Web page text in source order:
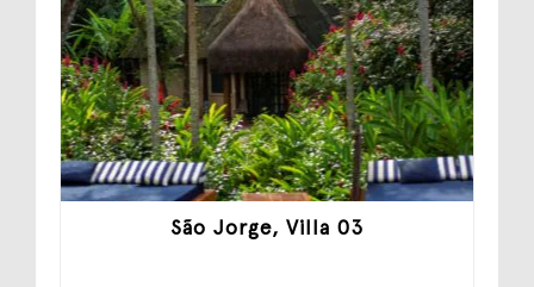
São Jorge, Villa 03